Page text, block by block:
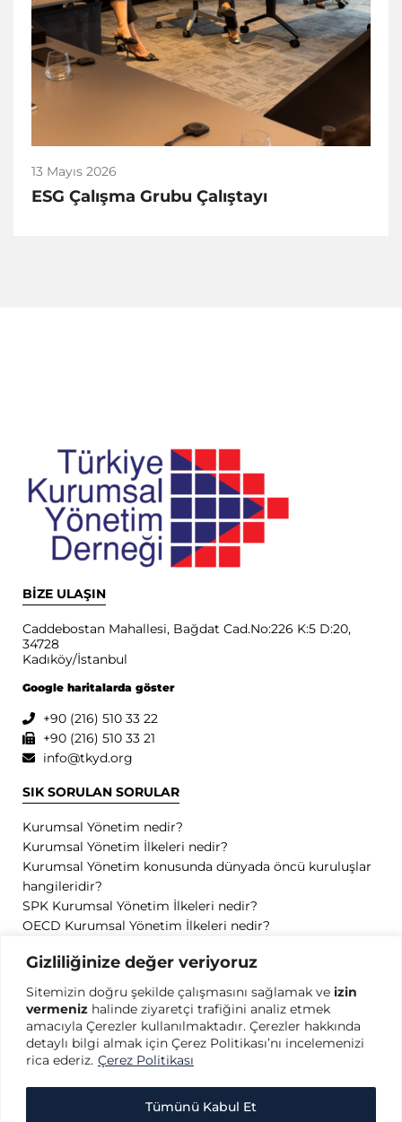
Gizliliğinize değer veriyoruz
Sitemizin doğru şekilde çalışmasını sağlamak ve izin
vermeniz halinde ziyaretçi trafiğini analiz etmek
amacıyla Çerezler kullanılmaktadır. Çerezler hakkında
detaylı bilgi almak için Çerez Politikası’nı incelemenizi
rica ederiz. Çerez Politikası
Tümünü Kabul Et
13 Mayıs 2026
ESG Çalışma Grubu Çalıştayı
BİZE ULAŞIN
Caddebostan Mahallesi, Bağdat Cad.No:226 K:5 D:20,
34728
Kadıköy/İstanbul
Google haritalarda göster
+90 (216) 510 33 22
+90 (216) 510 33 21
info@tkyd.org
SIK SORULAN SORULAR
Kurumsal Yönetim nedir?
Kurumsal Yönetim İlkeleri nedir?
Kurumsal Yönetim konusunda dünyada öncü kuruluşlar
hangileridir?
SPK Kurumsal Yönetim İlkeleri nedir?
OECD Kurumsal Yönetim İlkeleri nedir?
GİZLİLİK
Gizlilik Politikası
Kullanım Koşulları
Kişisel Verilerin Korunması
Çerez Politikası